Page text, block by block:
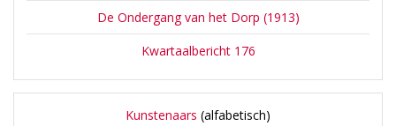
De Ondergang van het Dorp (1913)
Kwartaalbericht 176
Kunstenaars (alfabetisch)